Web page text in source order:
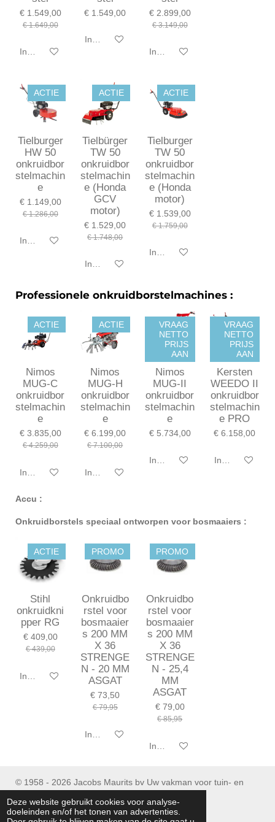
Deze website gebruikt cookies voor analyse-
doeleinden en/of het tonen van advertenties.
€ 1.549,00
€ 1.649,00
In winkelwagen
€ 1.549,00
In winkelwagen
€ 2.899,00
€ 3.149,00
In winkelwagen
ACTIE
Tielburger
HW 50
onkruidbor
stelmachin
e
€ 1.149,00
€ 1.286,00
In winkelwagen
ACTIE
Tielbürger
TW 50
onkruidbor
stelmachin
e (Honda
GCV
motor)
€ 1.529,00
€ 1.748,00
In winkelwagen
ACTIE
Tielburger
TW 50
onkruidbor
stelmachin
e (Honda
motor)
€ 1.539,00
€ 1.759,00
In winkelwagen
Professionele onkruidborstelmachines :
ACTIE
Nimos
MUG-C
onkruidbor
stelmachin
e
€ 3.835,00
€ 4.259,00
In winkelwagen
ACTIE
Nimos
MUG-H
onkruidbor
stelmachin
e
€ 6.199,00
€ 7.100,00
In winkelwagen
VRAAG
NETTO
PRIJS
AAN
Nimos
MUG-II
onkruidbor
stelmachin
e
€ 5.734,00
In winkelwagen
VRAAG
NETTO
PRIJS
AAN
Kersten
WEEDO II
onkruidbor
stelmachin
e PRO
€ 6.158,00
In winkelwagen
Accu :
Onkruidborstels speciaal ontworpen voor bosmaaiers :
ACTIE
Stihl
onkruidkni
pper RG
€ 409,00
€ 439,00
In winkelwagen
PROMO
Onkruidbo
rstel voor
bosmaaier
s 200 MM
X 36
STRENGE
N - 20 MM
ASGAT
€ 73,50
€ 79,95
In winkelwagen
PROMO
Onkruidbo
rstel voor
bosmaaier
s 200 MM
X 36
STRENGE
N - 25,4
MM
ASGAT
€ 79,00
€ 85,95
In winkelwagen
© 1958 - 2026 Jacobs Maurits bv Uw vakman voor tuin- en
Tel : (+32) 053/ 77 90 06